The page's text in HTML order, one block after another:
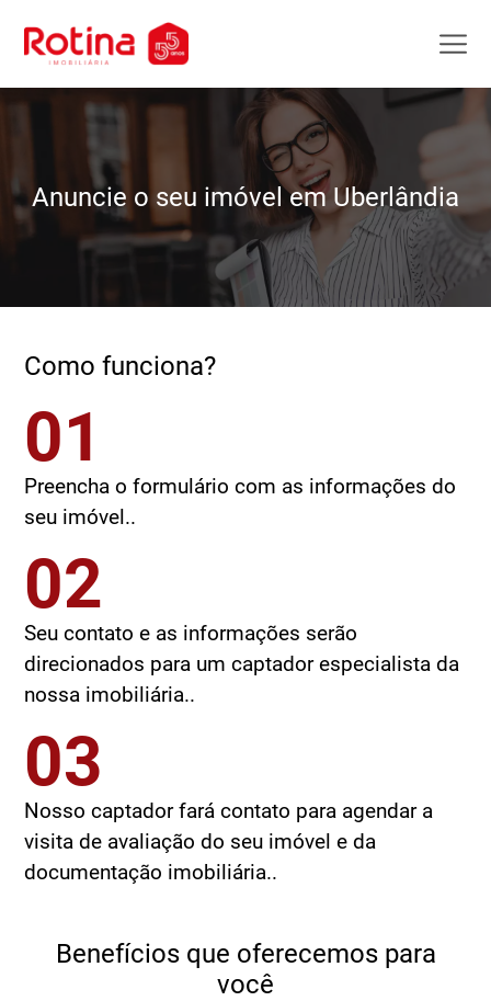
Anuncie o seu imóvel em Uberlândia
Como funciona?
01
Preencha o formulário com as informações do
seu imóvel..
02
Seu contato e as informações serão
direcionados para um captador especialista da
nossa imobiliária..
03
Nosso captador fará contato para agendar a
visita de avaliação do seu imóvel e da
documentação imobiliária..
Benefícios que oferecemos para
você